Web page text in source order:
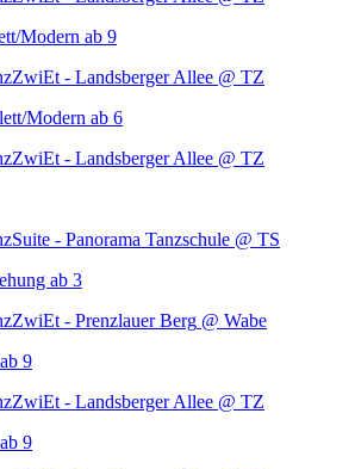
Modern ab 9
- Landsberger Allee @ TZ
Modern ab 6
- Landsberger Allee @ TZ
- Panorama Tanzschule @ TS
ab 3
- Prenzlauer Berg @ Wabe
9
- Landsberger Allee @ TZ
9